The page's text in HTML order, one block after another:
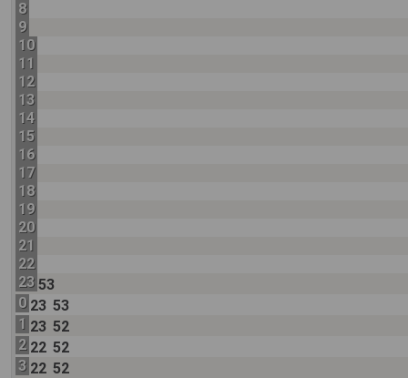
8
9
10
11
12
13
14
15
16
17
18
19
20
21
22
23 53
0 23 53
1 23 52
2 22 52
3 22 52